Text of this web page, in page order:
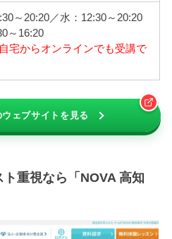
～20:20／水：12:30～20:20
～16:20
宅からオンラインでも受講で
ェブサイトを見る
重視なら「NOVA 高知